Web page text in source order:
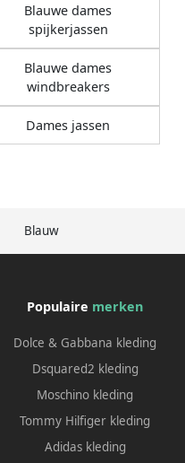
Blauw
Blauwe dames
spijkerjassen
Blauwe dames
windbreakers
Dames jassen
Populaire merken
Dolce & Gabbana kleding
Dsquared2 kleding
Moschino kleding
Tommy Hilfiger kleding
Adidas kleding